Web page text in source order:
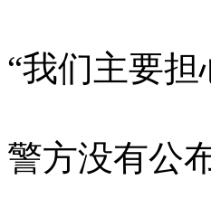
“我们主要
警方没有公